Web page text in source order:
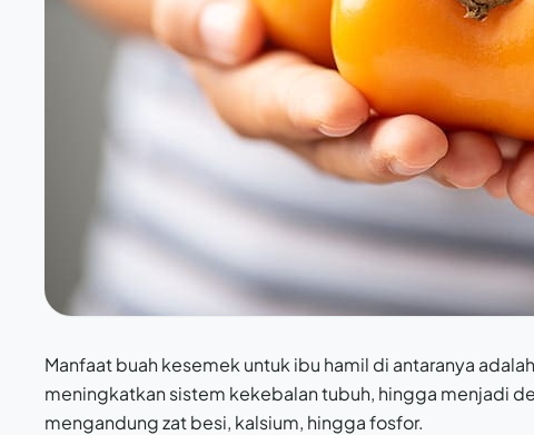
Manfaat buah kesemek untuk ibu hamil di antaranya
meningkatkan sistem kekebalan tubuh, hingga menjadi
mengandung zat besi, kalsium, hingga fosfor.